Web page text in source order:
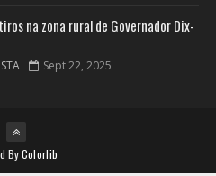
na zona rural de Governador Dix-
Sept 22, 2025
ByColorlib